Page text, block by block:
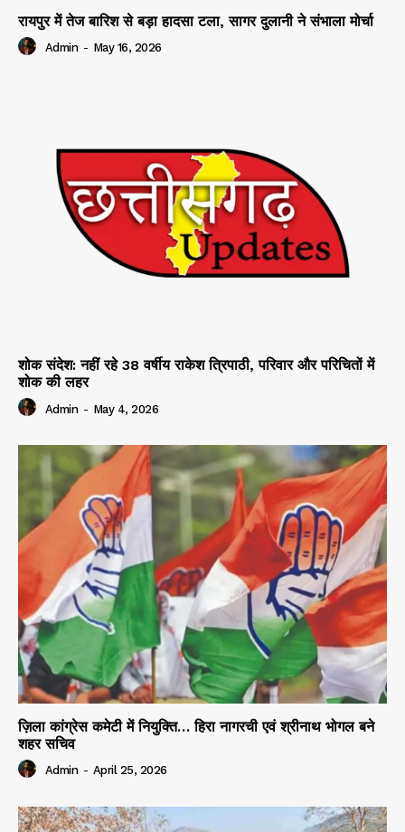
रायपुर में तेज बारिश से बड़ा हादसा टला, सागर दुलानी ने संभाला मोर्चा
Admin - May 16, 2026
शोक संदेश: नहीं रहे 38 वर्षीय राकेश त्रिपाठी, परिवार और परिचितों में
शोक की लहर
Admin - May 4, 2026
ज़िला कांग्रेस कमेटी में नियुक्ति… हिरा नागरची एवं श्रीनाथ भोगल बने
शहर सचिव
Admin - April 25, 2026